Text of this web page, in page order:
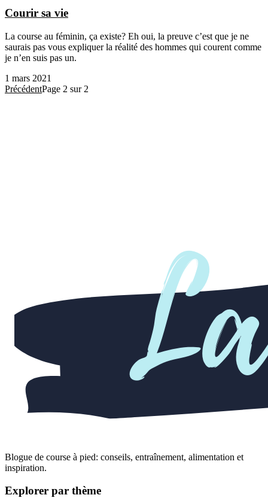
Courir sa vie
La course au féminin, ça existe? Eh oui, la preuve c’est que je ne
saurais pas vous expliquer la réalité des hommes qui courent comme
je n’en suis pas un.
1 mars 2021
PrécédentPage 2 sur 2
Blogue de course à pied: conseils, entraînement, alimentation et
inspiration.
Explorer par thème